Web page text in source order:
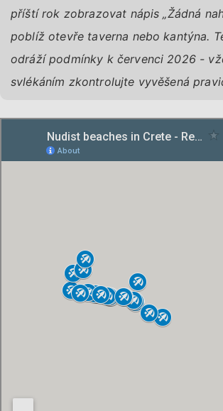
příští rok zobrazovat nápis „Žádná
poblíž otevře taverna nebo kantýna.
odráží podmínky k červenci 2026 -
svlékáním zkontrolujte vyvěšená